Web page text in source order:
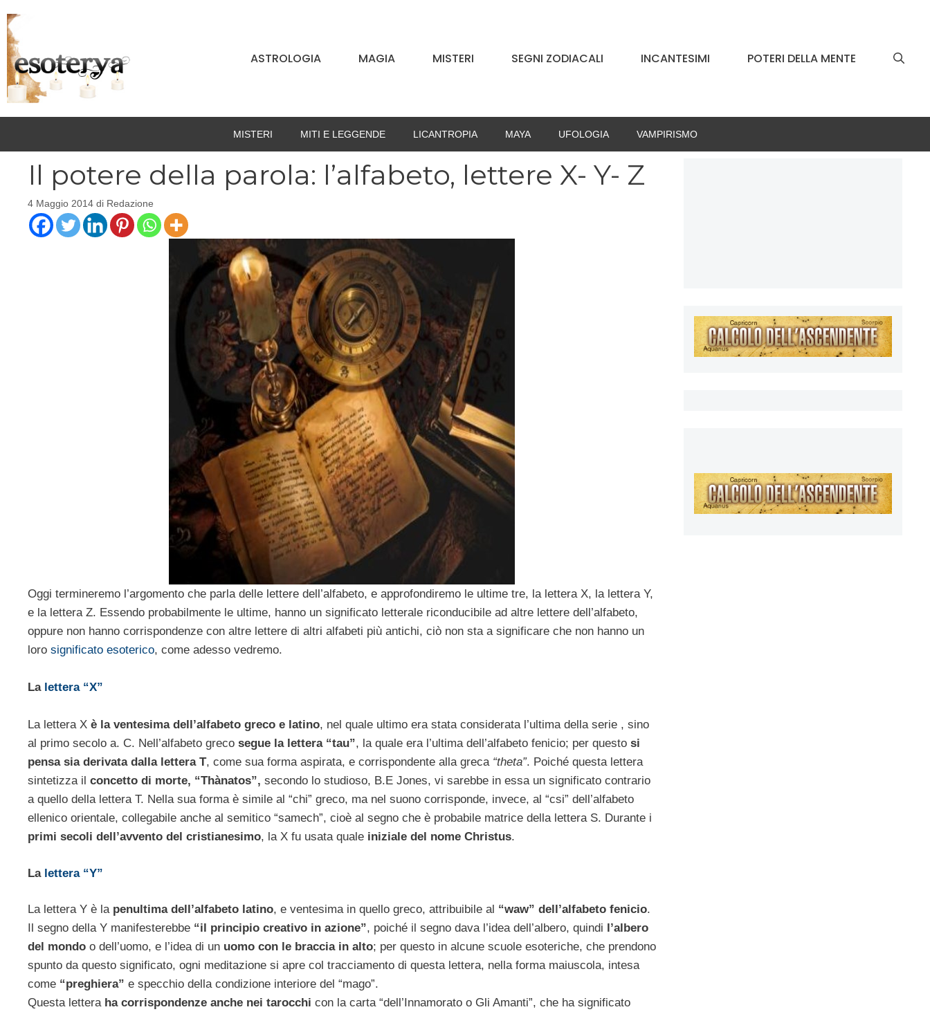
al
contenuto
ASTROLOGIA MAGIA MISTERI SEGNI ZODIACALI INCANTESIMI POTERI DELLA MENTE
MISTERI MITI E LEGGENDE LICANTROPIA MAYA UFOLOGIA VAMPIRISMO
Il potere della parola: l’alfabeto, lettere X- Y- Z
4 Maggio 2014 di Redazione
Oggi termineremo l’argomento che parla delle lettere dell’alfabeto, e approfondiremo le ultime tre, la lettera X, la lettera Y,
e la lettera Z. Essendo probabilmente le ultime, hanno un significato letterale riconducibile ad altre lettere dell’alfabeto,
oppure non hanno corrispondenze con altre lettere di altri alfabeti più antichi, ciò non sta a significare che non hanno un
loro significato esoterico, come adesso vedremo.
La lettera “X”
La lettera X è la ventesima dell’alfabeto greco e latino, nel quale ultimo era stata considerata l’ultima della serie , sino
al primo secolo a. C. Nell’alfabeto greco segue la lettera “tau”, la quale era l’ultima dell’alfabeto fenicio; per questo si
pensa sia derivata dalla lettera T, come sua forma aspirata, e corrispondente alla greca “theta”. Poiché questa lettera
sintetizza il concetto di morte, “Thànatos”, secondo lo studioso, B.E Jones, vi sarebbe in essa un significato contrario
a quello della lettera T. Nella sua forma è simile al “chi” greco, ma nel suono corrisponde, invece, al “csi” dell’alfabeto
ellenico orientale, collegabile anche al semitico “samech”, cioè al segno che è probabile matrice della lettera S. Durante i
primi secoli dell’avvento del cristianesimo, la X fu usata quale iniziale del nome Christus.
Lalettera “Y”
La lettera Y è la penultima dell’alfabeto latino, e ventesima in quello greco, attribuibile al “waw” dell’alfabeto fenicio.
Il segno della Y manifesterebbe “il principio creativo in azione”, poiché il segno dava l’idea dell’albero, quindi
l’albero
del mondo o dell’uomo, e l’idea di un uomo con le braccia in alto; per questo in alcune scuole esoteriche, che prendono
spunto da questo significato, ogni meditazione si apre col tracciamento di questa lettera, nella forma maiuscola, intesa
come “preghiera” e specchio della condizione interiore del “mago”.
Questa lettera ha corrispondenze anche nei tarocchi con la carta “dell’Innamorato o Gli Amanti”, che ha significato